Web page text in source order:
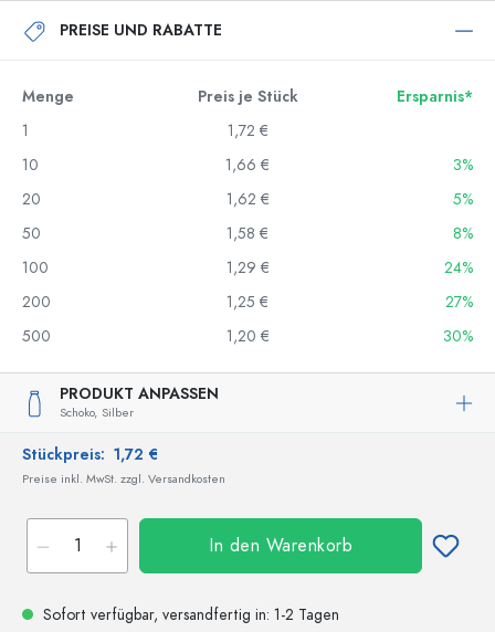
PREISE UND RABATTE
Menge Preis je Stück
Ersparnis*
1
1,72 €
10
1,66 €
3%
20
1,62 €
5%
50
1,58 €
8%
100
1,29 €
24%
200
1,25 €
27%
500
1,20 € 30%
PRODUKT ANPASSEN
Schoko, Silber
Stückpreis: 1,72 €
Preise inkl. MwSt. zzgl. Versandkosten
In den Warenkorb
Sofort verfügbar, versandfertig in: 1-2 Tagen